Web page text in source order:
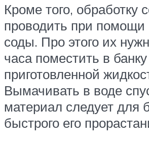
Кроме того, обработку
проводить при помощи
соды. Про этого их
часа поместить в
приготовленной
Вымачивать в воде
материал следует для
быстрого его